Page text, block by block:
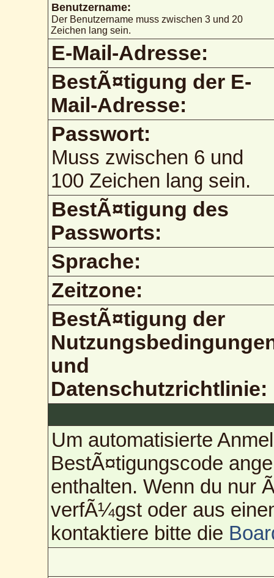
Benutzername:
Der Benutzername muss zwischen 3 und 20
Zeichen lang sein.
E-Mail-Adresse:
BestÃ¤tigung der E-
Mail-Adresse:
Passwort:
Muss zwischen 6 und
100 Zeichen lang sein.
BestÃ¤tigung des
Passworts:
Sprache:
Zeitzone:
BestÃ¤tigung der
und
Datenschutzrichtlinie:
Um automatisierte
BestÃ¤tigungscode
enthalten. Wenn du nur
verfÃ¼gst oder aus
kontaktiere bitte die